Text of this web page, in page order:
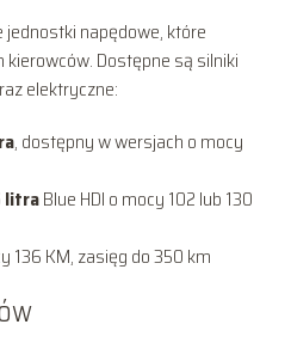
jednostki napędowe, które
Dostępne są silniki
elektryczne:
, dostępny w wersjach o mocy
litraBlue HDI o mocy 102 lub 130
136 KM, zasięg do 350 km